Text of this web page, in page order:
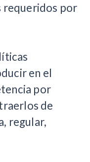
requeridos por
en el
por
de
regular,